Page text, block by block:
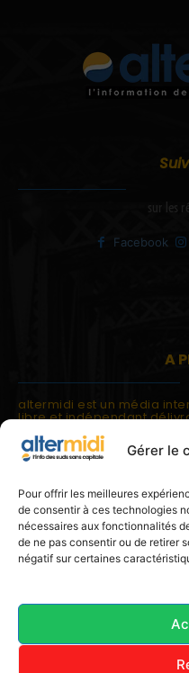
Gérer le
Pour offrir les meilleures
de consentir à ces technologies
nécessaires aux fonctionnalités
de ne pas consentir ou de retirer
négatif sur certaines
sur les
Facebook
A
altermidi est un média
libre et indépendant
altermidi est ouvert sur les
altermidi aborde des
partir des constats de
local.
altermidi c'est